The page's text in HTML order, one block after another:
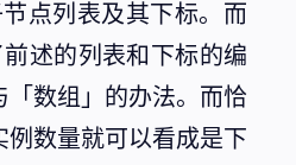
点列表及其下标。而
述的列表和下标的编
数组」的办法。而恰
数量就可以看成是下